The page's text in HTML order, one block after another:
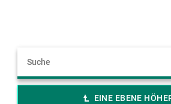
EINE EBENE